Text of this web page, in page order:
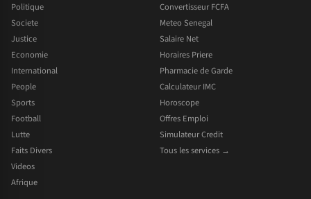
Politique
Societe
Justice
Economie
International
People
Sports
Football
Lutte
Faits Divers
Videos
Afrique
Convertisseur FCFA
Meteo Senegal
Salaire Net
Horaires Priere
Pharmacie de Garde
Calculateur IMC
Horoscope
Offres Emploi
Simulateur Credit
Tous les services →